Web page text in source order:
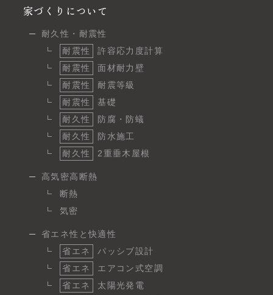
家づくりについて
耐久性・耐震性
耐震性
許容応力度計算
耐震性
面材耐力壁
耐震性
耐震等級
耐震性
基礎
耐久性
防腐・防蟻
耐久性
防水施工
耐久性
2重垂木屋根
高気密高断熱
断熱
気密
省エネ性と快適性
省エネ
パッシブ設計
省エネ
エアコン式空調
省エネ
太陽光発電